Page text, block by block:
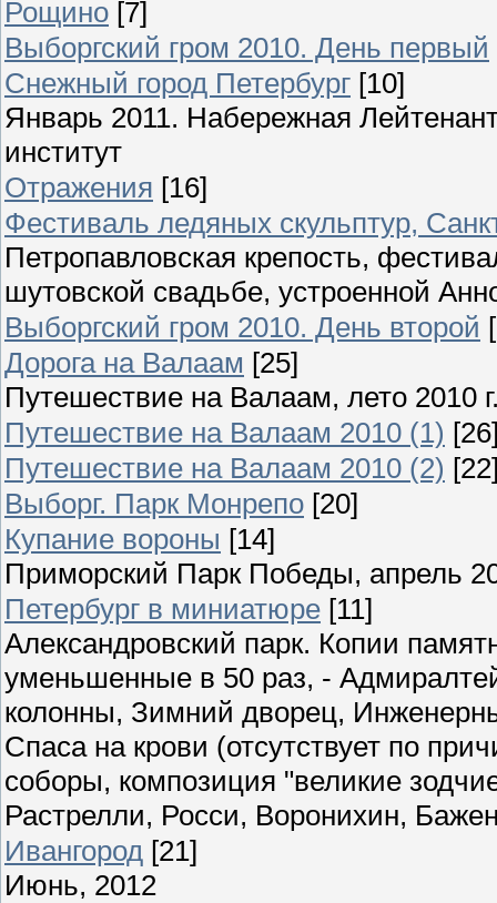
Рощино [7]
Выборгский гром 2010. День первый
Снежный город Петербург [10]
Январь 2011. Набережная
институт
Отражения [16]
Фестиваль ледяных скульптур,
Петропавловская крепость,
шутовской свадьбе, устроенной
Выборгский гром 2010. День второй
Дорога на Валаам [25]
Путешествие на Валаам, лето 2010
Путешествие на Валаам 2010 (1)
Путешествие на Валаам 2010 (2)
Выборг. Парк Монрепо [20]
Купание вороны [14]
Приморский Парк Победы, апрель
Петербург в миниатюре [11]
Александровский парк. Копии
уменьшенные в 50 раз, -
колонны, Зимний дворец,
Спаса на крови (отсутствует по
соборы, композиция "великие
Растрелли, Росси, Воронихин,
Ивангород [21]
Июнь, 2012